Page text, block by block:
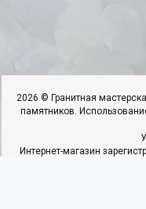
2026 © Гранитная
памятников.
Интернет-магазин